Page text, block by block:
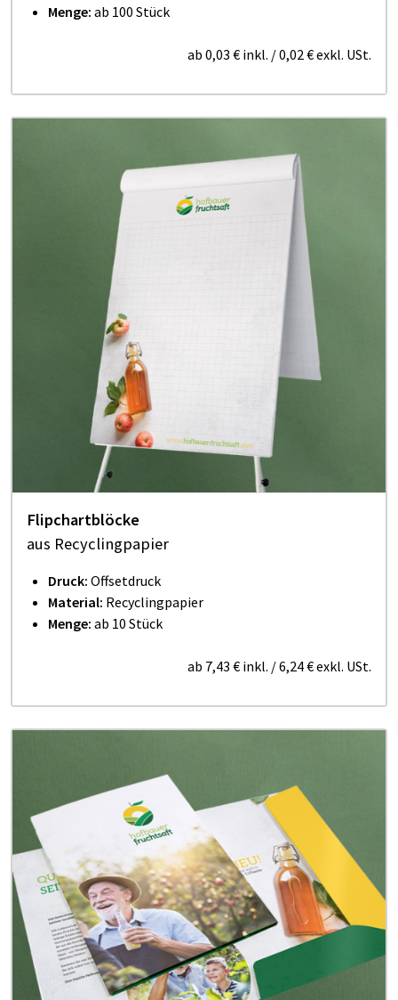
Menge: ab 100 Stück
ab 0,03 € inkl. /0,02 €exkl. USt.
Flipchartblöcke
aus Recyclingpapier
Druck: Offsetdruck
Material: Recyclingpapier
Menge: ab 10 Stück
ab 7,43 € inkl. /6,24 €exkl. USt.